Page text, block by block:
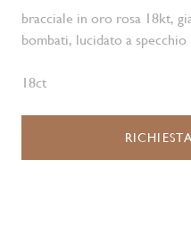
bracciale in oro rosa 18kt,
bombati, lucidato a specchio
18ct